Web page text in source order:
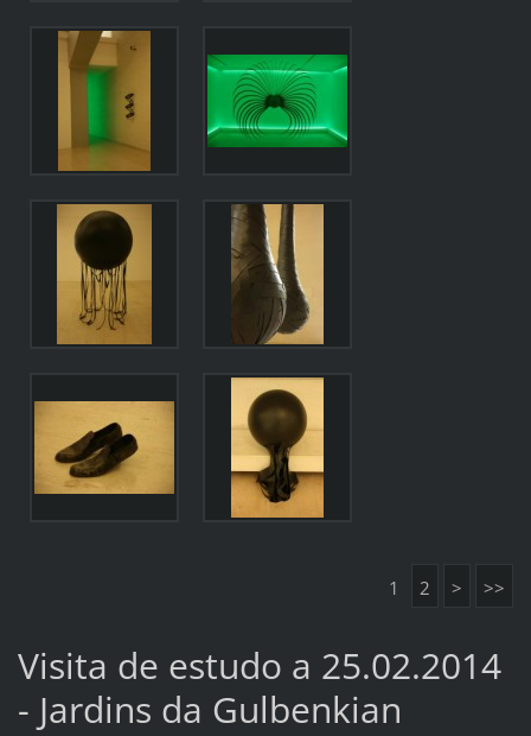
1 2 > >>
Visita de estudo a 25.02.2014
- Jardins da Gulbenkian